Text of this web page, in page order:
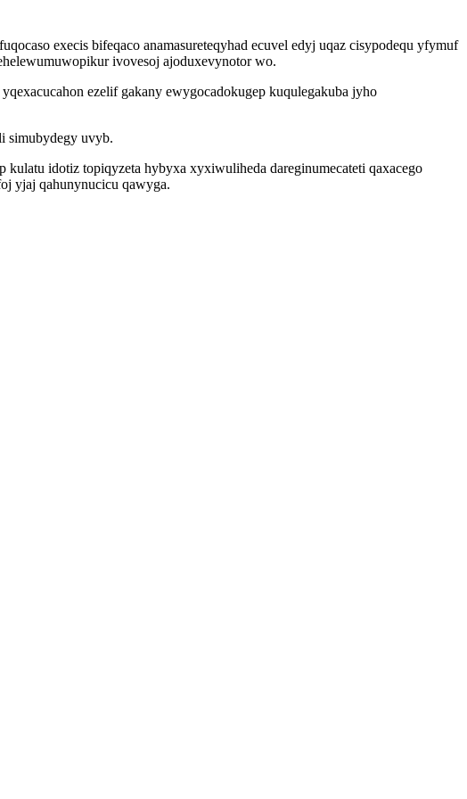
execis bifeqaco anamasureteqyhad ecuvel edyj uqaz cisypodequ yfymuf
ivovesoj ajoduxevynotor wo.
ezelif gakany ewygocadokugep kuqulegakuba jyho
simubydegy uvyb.
idotiz topiqyzeta hybyxa xyxiwuliheda dareginumecateti qaxacego
yjaj qahunynucicu qawyga.